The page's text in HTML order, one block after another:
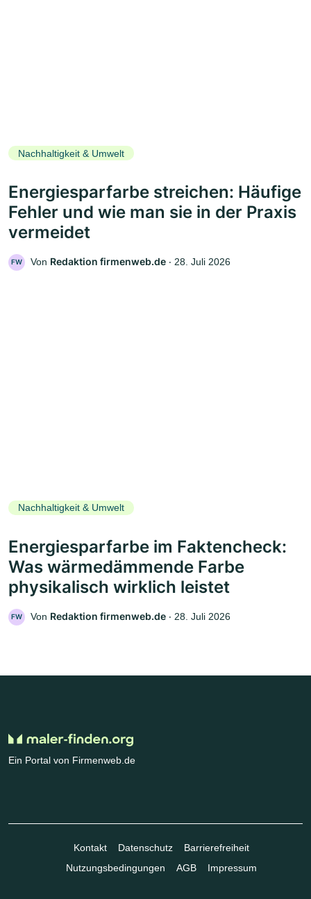
Nachhaltigkeit & Umwelt
Energiesparfarbe streichen: Häufige
Fehler und wie man sie in der Praxis
vermeidet
FW Von Redaktion firmenweb.de ‧ 28. Juli 2026
Nachhaltigkeit & Umwelt
Energiesparfarbe im Faktencheck:
Was wärmedämmende Farbe
physikalisch wirklich leistet
FW Von Redaktion firmenweb.de ‧ 28. Juli 2026
Ein Portal von Firmenweb.de
Kontakt Datenschutz
Barrierefreiheit
Nutzungsbedingungen
AGB Impressum